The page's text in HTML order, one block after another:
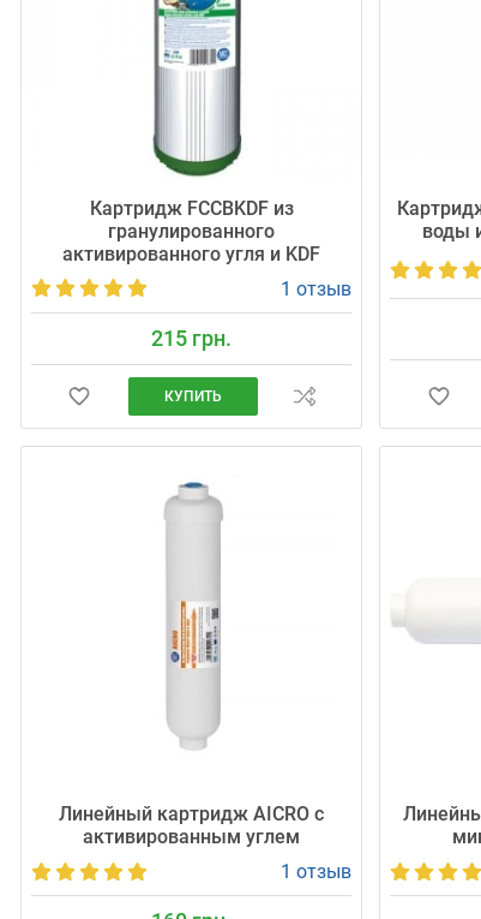
Картридж FCCBKDF из
гранулированного
активированного угля и KDF
1 отзыв
215 грн.
КУПИТЬ
воды
Линейный картридж AICRO с
активированным углем
1 отзыв